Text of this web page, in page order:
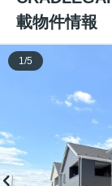
載物件情報
1 /5